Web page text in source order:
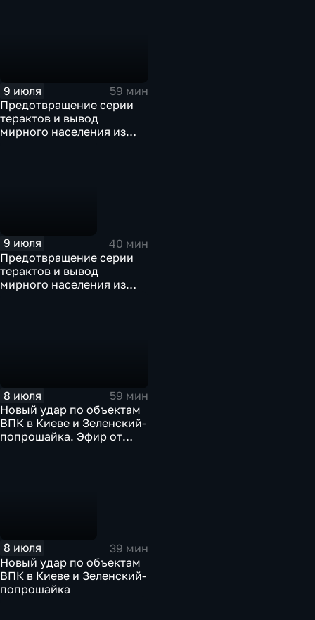
9 июля
59 мин
Предотвращение серии
терактов и вывод
мирного населения из
9 июля
40 мин
Предотвращение серии
терактов и вывод
мирного населения из
8 июля
59 мин
Новый удар по объектам
ВПК в Киеве и Зеленский-
попрошайка. Эфир от
8 июля
39 мин
Новый удар по объектам
ВПК в Киеве и Зеленский-
попрошайка